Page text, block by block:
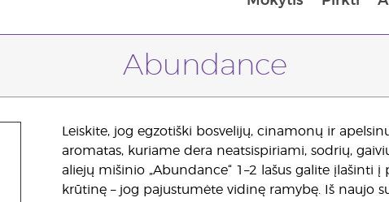
Abundance
Leiskite, jog egzotiški bosvelijų, cinamonų ir
aromatas, kuriame dera neatsispiriami, sodrių,
aliejų mišinio „Abundance“ 1–2 lašus galite
krūtinę – jog pajustumėte vidinę ramybę. Iš naujo